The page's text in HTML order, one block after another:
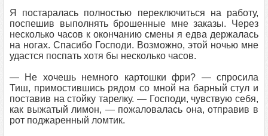
Я постаралась полностью переключиться на работу,
поспешив выполнять брошенные мне заказы. Через
несколько часов к окончанию смены я едва держалась
на ногах. Спасибо Господи. Возможно, этой ночью мне
удастся поспать хотя бы несколько часов.
— Не хочешь немного картошки фри? — спросила
Тиш, примостившись рядом со мной на барный стул и
поставив на стойку тарелку. — Господи, чувствую себя,
как выжатый лимон, — пожаловалась она, отправив в
рот поджаренный ломтик.